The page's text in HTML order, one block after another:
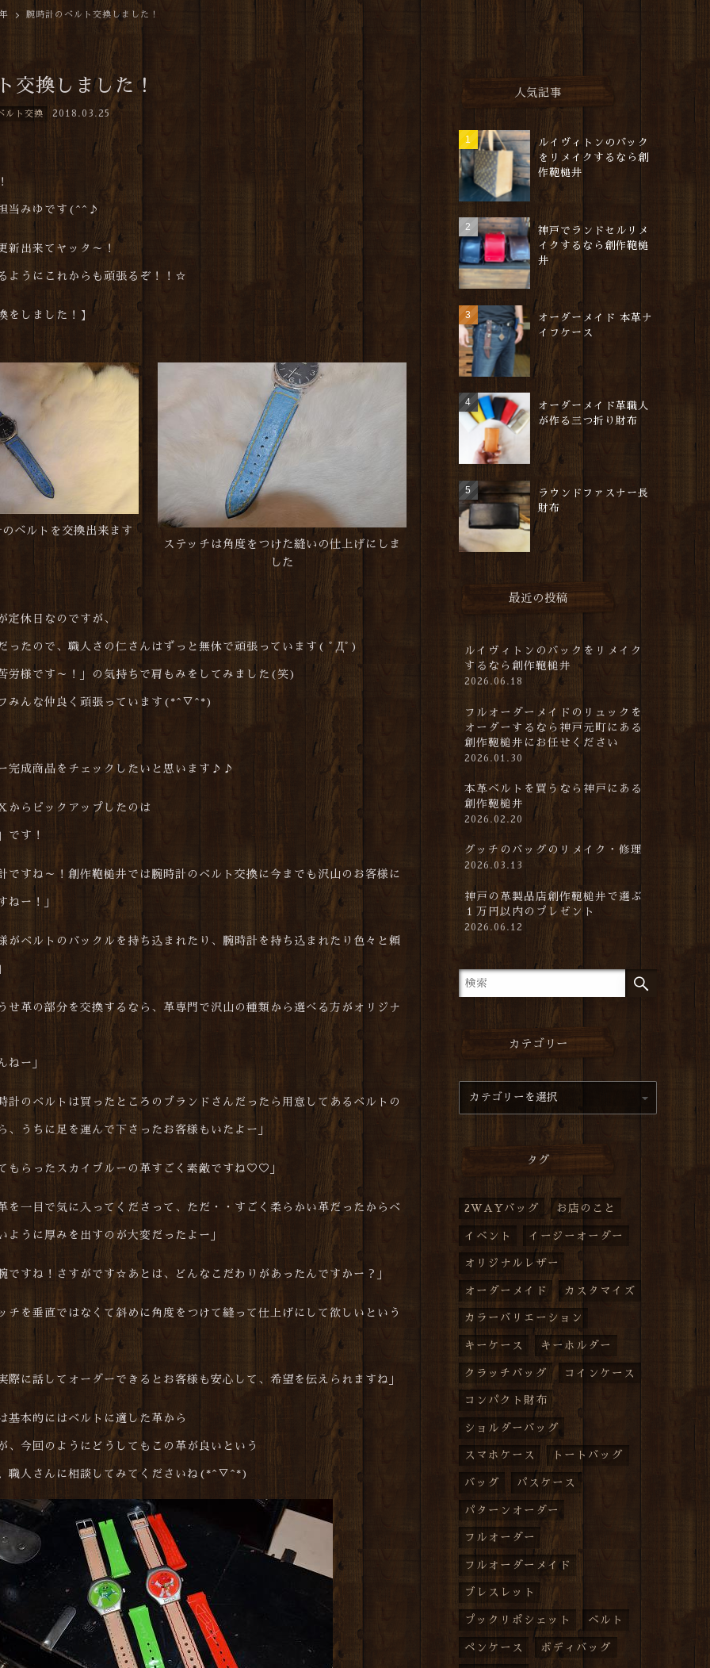
腕時計のベルト交換しました！
交換しました！
ルト交換 2018.03.25
！
当みゆです(^^♪
新出来てヤッタ～！
ようにこれからも頑張るぞ！！☆
をしました！】
ベルトを交換出来ます
ステッチは角度をつけた縫いの仕上げにしま
した
定休日なのですが、
ったので、職人さの仁さんはずっと無休で頑張っています( ﾟДﾟ)
労様です～！」の気持ちで肩もみをしてみました(笑)
みんな仲良く頑張っています(*^▽^*)
完成商品をチェックしたいと思います♪♪
からピックアップしたのは
です！
すね～！創作鞄槌井では腕時計のベルト交換に今までも沢山のお客様に
ねー！」
ベルトのバックルを持ち込まれたり、腕時計を持ち込まれたり色々と頼
革の部分を交換するなら、革専門で沢山の種類から選べる方がオリジナ
ねー」
のベルトは買ったところのブランドさんだったら用意してあるベルトの
、うちに足を運んで下さったお客様もいたよー」
もらったスカイブルーの革すごく素敵ですね♡♡」
一目で気に入ってくださって、ただ・・すごく柔らかい革だったからベ
ように厚みを出すのが大変だったよー」
ですね！さすがです☆あとは、どんなこだわりがあったんですかー？」
を垂直ではなくて斜めに角度をつけて縫って仕上げにして欲しいという
に話してオーダーできるとお客様も安心して、希望を伝えられますね」
基本的にはベルトに適した革から
、今回のようにどうしてもこの革が良いという
職人さんに相談してみてくださいね(*^▽^*)
人気記事
ルイヴィトンのバック
をリメイクするなら創
作鞄槌井
神戸でランドセルリメ
イクするなら創作鞄槌
井
オーダーメイド 本革ナ
イフケース
オーダーメイド革職人
が作る三つ折り財布
ラウンドファスナー長
財布
最近の投稿
ルイヴィトンのバックをリメイク
するなら創作鞄槌井
2026.06.18
フルオーダーメイドのリュックを
オーダーするなら神戸元町にある
創作鞄槌井にお任せください
2026.01.30
本革ベルトを買うなら神戸にある
創作鞄槌井
2026.02.20
グッチのバッグのリメイク・修理
2026.03.13
神戸の革製品店創作鞄槌井で選ぶ
１万円以内のプレゼント
2026.06.12
カテゴリー
タグ
2WAYバッグ お店のこと
イベント イージーオーダー
オリジナルレザー
オーダーメイド カスタマイズ
カラーバリエーション
キーケース キーホルダー
クラッチバッグ コインケース
コンパクト財布
ショルダーバッグ
スマホケース トートバッグ
バッグ パスケース
パターンオーダー
フルオーダー
フルオーダーメイド
ブレスレット
プックリポシェット ベルト
ペンケース ボディバッグ